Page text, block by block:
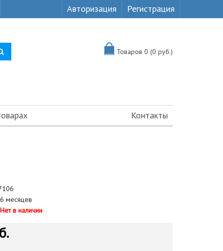
Авторизация Регистрация
Товаров 0 (0 руб.)
Контакты
месяцев
Нет в наличии